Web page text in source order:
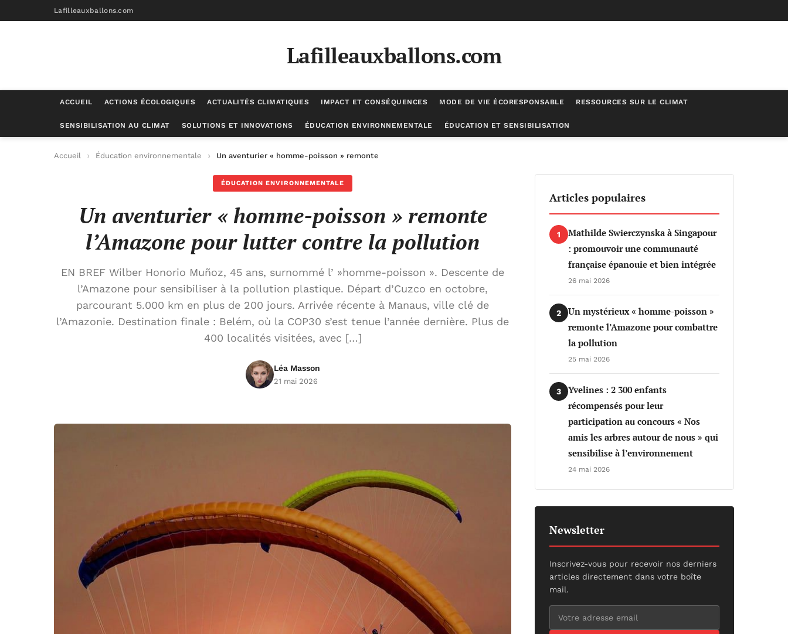
Lafilleauxballons.com
Lafilleauxballons.com
ACCUEIL ACTIONS ÉCOLOGIQUES ACTUALITÉS CLIMATIQUES IMPACT ET CONSÉQUENCES MODE DE VIE ÉCORESPONSABLE RESSOURCES SUR LE CLIMAT
SENSIBILISATION AU CLIMAT SOLUTIONS ET INNOVATIONS ÉDUCATION ENVIRONNEMENTALE ÉDUCATION ET SENSIBILISATION
Accueil Éducation environnementale Un aventurier « homme-poisson » remonte l’Amazone pour lutter contre la pollution
ÉDUCATION ENVIRONNEMENTALE
Un aventurier « homme-poisson » remonte
l’Amazone pour lutter contre la pollution
EN BREF Wilber Honorio Muñoz, 45 ans, surnommé l’ »homme-poisson ». Descente de
l’Amazone pour sensibiliser à la pollution plastique. Départ d’Cuzco en octobre,
parcourant 5.000 km en plus de 200 jours. Arrivée récente à Manaus, ville clé de
l’Amazonie. Destination finale : Belém, où la COP30 s’est tenue l’année dernière. Plus de
400 localités visitées, avec […]
Léa Masson
21 mai 2026
Articles populaires
1
Mathilde Swierczynska à Singapour
: promouvoir une communauté
française épanouie et bien intégrée
26 mai 2026
2
Un mystérieux « homme-poisson »
remonte l’Amazone pour combattre
la pollution
25 mai 2026
3
Yvelines : 2 300 enfants
récompensés pour leur
participation au concours « Nos
amis les arbres autour de nous » qui
sensibilise à l’environnement
24 mai 2026
Newsletter
Inscrivez-vous pour recevoir nos derniers
articles directement dans votre boîte
mail.